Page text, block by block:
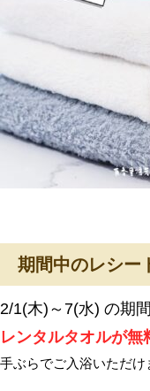
期間中のレシー
2/1(木)～7(水) の期
レンタルタオルが無
手ぶらでご入浴いただけ